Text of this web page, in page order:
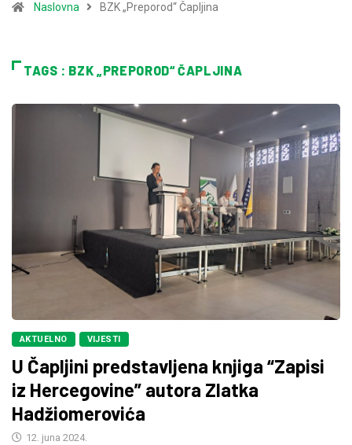
Naslovna BZK „Preporod“ Čapljina
TAGS : BZK „PREPOROD“ ČAPLJINA
AKTUELNO VIJESTI
U Čapljini predstavljena knjiga “Zapisi
iz Hercegovine” autora Zlatka
Hadžiomerovića
12. juna 2024.